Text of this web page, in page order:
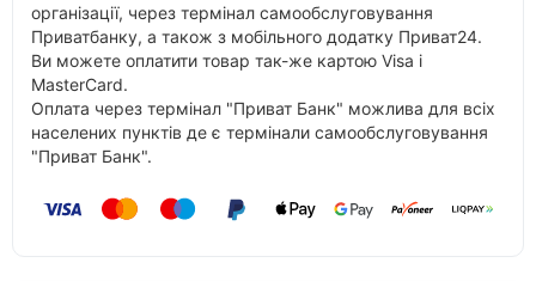
організації, через термінал самообслуговування
Приватбанку, а також з мобільного додатку Приват24.
Ви можете оплатити товар так-же картою Visa і
MasterCard.
Оплата через термінал "Приват Банк" можлива для всіх
населених пунктів де є термінали самообслуговування
"Приват Банк".